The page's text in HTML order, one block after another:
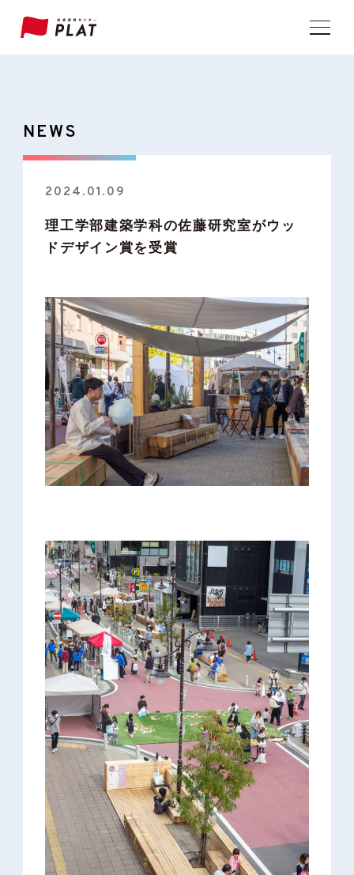
NEWS
2024.01.09
理工学部建築学科の佐藤研究室がウッ
ドデザイン賞を受賞